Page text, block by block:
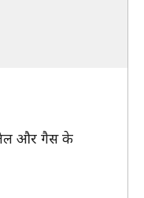
तेल और गैस के